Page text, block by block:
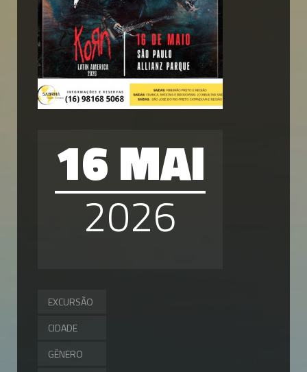
16 MAI
2026
EXCURSÃO
CIDADE
GÊNERO